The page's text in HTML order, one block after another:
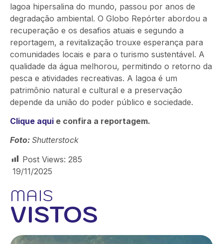
lagoa hipersalina do mundo, passou por anos de
degradação ambiental. O Globo Repórter abordou a
recuperação e os desafios atuais e segundo a
reportagem, a revitalização trouxe esperança para
comunidades locais e para o turismo sustentável. A
qualidade da água melhorou, permitindo o retorno da
pesca e atividades recreativas. A lagoa é um
patrimônio natural e cultural e a preservação
depende da união do poder público e sociedade.
Clique aqui e confira a reportagem.
Foto: Shutterstock
Post Views: 285
19/11/2025
MAIS
VISTOS